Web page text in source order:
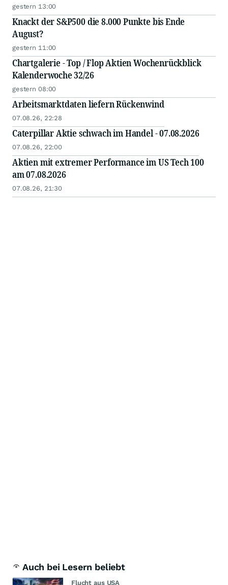
gestern 13:00
Knackt der S&P500 die 8.000 Punkte bis Ende
August?
gestern 11:00
Chartgalerie - Top / Flop Aktien Wochenrückblick
Kalenderwoche 32/26
gestern 08:00
Arbeitsmarktdaten liefern Rückenwind
07.08.26, 22:28
Caterpillar Aktie schwach im Handel - 07.08.2026
07.08.26, 22:00
Aktien mit extremer Performance im US Tech 100
am 07.08.2026
07.08.26, 21:30
Auch bei Lesern beliebt
Flucht aus USA